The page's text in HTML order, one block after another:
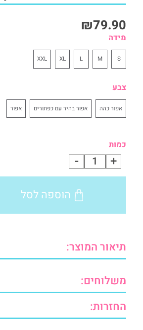
₪79.90
מידה
S
M
L
XL
XXL
צבע
אפור כהה אפור בהיר עם כפתורים אפור
כמות
פיג'מות
גבר
+
-
הוספה לסל
תיאור המוצר:
משלוחים:
החזרות: